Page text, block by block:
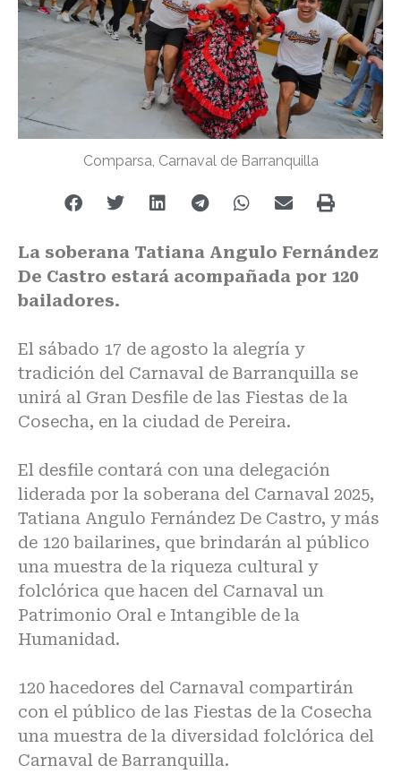
Comparsa, Carnaval de Barranquilla
La soberana Tatiana Angulo Fernández
De Castro estará acompañada por 120
bailadores.
El sábado 17 de agosto la alegría y
tradición del Carnaval de Barranquilla se
unirá al Gran Desfile de las Fiestas de la
Cosecha, en la ciudad de Pereira.
El desfile contará con una delegación
liderada por la soberana del Carnaval 2025,
Tatiana Angulo Fernández De Castro, y más
de 120 bailarines, que brindarán al público
una muestra de la riqueza cultural y
folclórica que hacen del Carnaval un
Patrimonio Oral e Intangible de la
Humanidad.
120 hacedores del Carnaval compartirán
con el público de las Fiestas de la Cosecha
una muestra de la diversidad folclórica del
Carnaval de Barranquilla.